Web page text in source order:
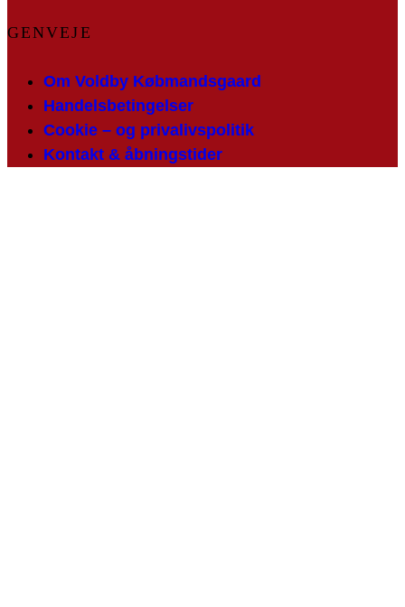
GENVEJE
Om Voldby Købmandsgaard
Handelsbetingelser
Cookie – og privalivspolitik
Kontakt & åbningstider